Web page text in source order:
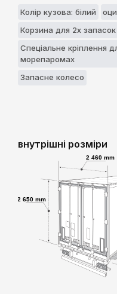
Колір кузова: білий
Корзина для 2х запасок
Спеціальне кріплення
морепaромaх
Запасне колесо
внутрішні розміри
2 460 mm
2 650 mm